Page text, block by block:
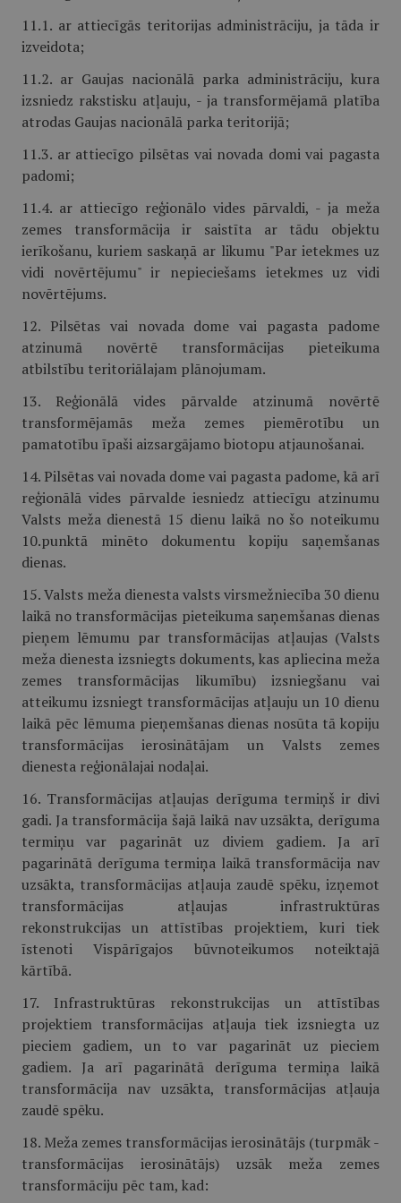
11.1. ar attiecīgās teritorijas administrāciju, ja tāda ir
izveidota;
11.2. ar Gaujas nacionālā parka administrāciju, kura
izsniedz rakstisku atļauju, - ja transformējamā platība
atrodas Gaujas nacionālā parka teritorijā;
11.3. ar attiecīgo pilsētas vai novada domi vai pagasta
padomi;
11.4. ar attiecīgo reģionālo vides pārvaldi, - ja meža
zemes transformācija ir saistīta ar tādu objektu
ierīkošanu, kuriem saskaņā ar likumu "Par ietekmes uz
vidi novērtējumu" ir nepieciešams ietekmes uz vidi
novērtējums.
12. Pilsētas vai novada dome vai pagasta padome
atzinumā novērtē transformācijas pieteikuma
atbilstību teritoriālajam plānojumam.
13. Reģionālā vides pārvalde atzinumā novērtē
transformējamās meža zemes piemērotību un
pamatotību īpaši aizsargājamo biotopu atjaunošanai.
14. Pilsētas vai novada dome vai pagasta padome, kā arī
reģionālā vides pārvalde iesniedz attiecīgu atzinumu
Valsts meža dienestā 15 dienu laikā no šo noteikumu
10.punktā minēto dokumentu kopiju saņemšanas
dienas.
15. Valsts meža dienesta valsts virsmežniecība 30 dienu
laikā no transformācijas pieteikuma saņemšanas dienas
pieņem lēmumu par transformācijas atļaujas (Valsts
meža dienesta izsniegts dokuments, kas apliecina meža
zemes transformācijas likumību) izsniegšanu vai
atteikumu izsniegt transformācijas atļauju un 10 dienu
laikā pēc lēmuma pieņemšanas dienas nosūta tā kopiju
transformācijas ierosinātājam un Valsts zemes
dienesta reģionālajai nodaļai.
16. Transformācijas atļaujas derīguma termiņš ir divi
gadi. Ja transformācija šajā laikā nav uzsākta, derīguma
termiņu var pagarināt uz diviem gadiem. Ja arī
pagarinātā derīguma termiņa laikā transformācija nav
uzsākta, transformācijas atļauja zaudē spēku, izņemot
transformācijas atļaujas infrastruktūras
rekonstrukcijas un attīstības projektiem, kuri tiek
īstenoti Vispārīgajos būvnoteikumos noteiktajā
kārtībā.
17. Infrastruktūras rekonstrukcijas un attīstības
projektiem transformācijas atļauja tiek izsniegta uz
pieciem gadiem, un to var pagarināt uz pieciem
gadiem. Ja arī pagarinātā derīguma termiņa laikā
transformācija nav uzsākta, transformācijas atļauja
zaudē spēku.
18. Meža zemes transformācijas ierosinātājs (turpmāk -
transformācijas ierosinātājs) uzsāk meža zemes
transformāciju pēc tam, kad: